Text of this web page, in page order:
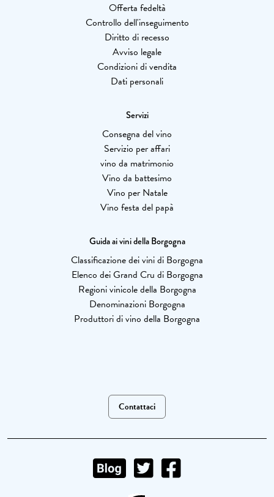
Offerta fedeltà
Controllo dell'inseguimento
Diritto di recesso
Avviso legale
Condizioni di vendita
Dati personali
Servizi
Consegna del vino
Servizio per affari
vino da matrimonio
Vino da battesimo
Vino per Natale
Vino festa del papà
Guida ai vini della Borgogna
Classificazione dei vini di Borgogna
Elenco dei Grand Cru di Borgogna
Regioni vinicole della Borgogna
Denominazioni Borgogna
Produttori di vino della Borgogna
Contattaci